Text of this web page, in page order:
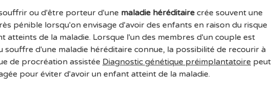
ou d'être porteur d'une maladie héréditaire crée souvent une
pénible lorsqu'on envisage d'avoir des enfants en raison du risque
atteints de la maladie. Lorsque l'un des membres d'un couple est
souffre d'une maladie héréditaire connue, la possibilité de recourir à
de procréation assistée Diagnostic génétique préimplantatoire
pour éviter d'avoir un enfant atteint de la maladie.